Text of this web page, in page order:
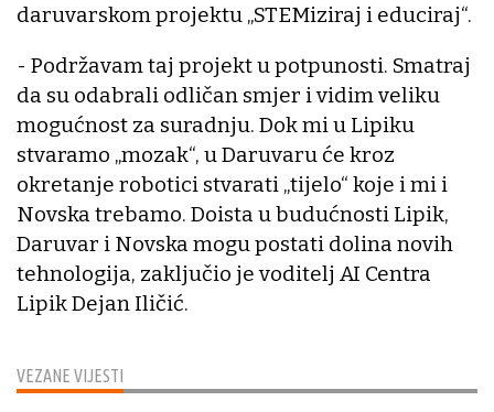
VEZANE VIJESTI
daruvarskom projektu „STEMiziraj i educiraj“.
- Podržavam taj projekt u potpunosti. Smatraj
da su odabrali odličan smjer i vidim veliku
mogućnost za suradnju. Dok mi u Lipiku
stvaramo „mozak“, u Daruvaru će kroz
okretanje robotici stvarati „tijelo“ koje i mi i
Novska trebamo. Doista u budućnosti Lipik,
Daruvar i Novska mogu postati dolina novih
tehnologija, zaključio je voditelj AI Centra
Lipik Dejan Iličić.